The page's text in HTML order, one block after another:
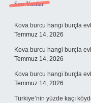
Sidebar
Son Yazılar
Kova burcu hangi burçla
Temmuz 14, 2026
Kova burcu hangi burçla
Temmuz 14, 2026
Kova burcu hangi burçla
Temmuz 14, 2026
Türkiye’nin yüzde kaçı